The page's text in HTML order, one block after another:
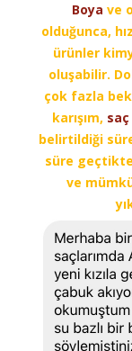
Boya ve
olduğunca,
ürünler
oluşabilir.
çok fazla
karışım, saç
belirtildiği
süre
ve